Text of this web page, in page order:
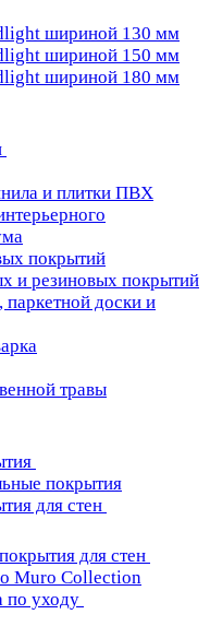
шириной 130 мм
шириной 150 мм
шириной 180 мм
и плитки ПВХ
покрытий
и резиновых покрытий
паркетной доски и
травы
покрытия
для стен
для стен
Muro Collection
по уходу